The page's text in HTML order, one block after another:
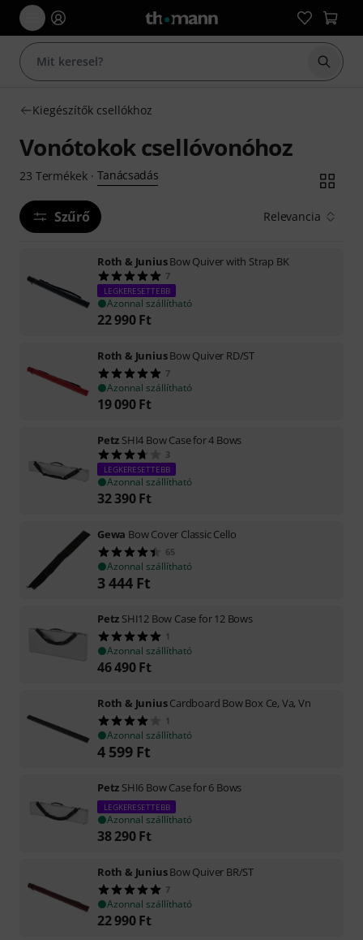
Kiegészítők csellókhoz
Vonótokok csellóvonóhoz
23 Termékek· Tanácsadás
Szűrő Relevancia
Roth & JuniusBow Quiver with Strap BK
7
LEGKERESETTEBB
Azonnal szállítható
22 990 Ft
Roth & JuniusBow Quiver RD/ST
7
Azonnal szállítható
19 090 Ft
Petz SHI4 Bow Case for 4 Bows
3
LEGKERESETTEBB
Azonnal szállítható
32 390 Ft
Gewa Bow Cover Classic Cello
65
Azonnal szállítható
3 444 Ft
Petz SHI12 Bow Case for 12 Bows
1
Azonnal szállítható
46 490 Ft
Roth & JuniusCardboard Bow Box Ce, Va, Vn
1
Azonnal szállítható
4 599 Ft
Petz SHI6 Bow Case for 6 Bows
LEGKERESETTEBB
Azonnal szállítható
38 290 Ft
Roth & JuniusBow Quiver BR/ST
7
Azonnal szállítható
22 990 Ft